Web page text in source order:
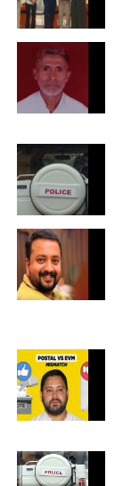
ഇതിനിടെ,
നായകനായും
എത്തുന്ന
അതേസമയം,
ചേര്‍ത്ത ‘ദി